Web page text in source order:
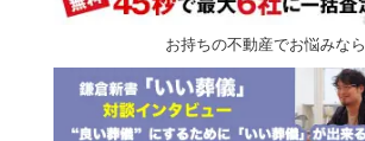
お持ちの不動産でお悩みなら